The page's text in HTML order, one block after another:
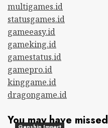
multigames.id
statusgames.id
gameeasy.id
gameking.id
gamestatus.id
gamepro.id
kinggame.id
dragongame.id
You may have missed